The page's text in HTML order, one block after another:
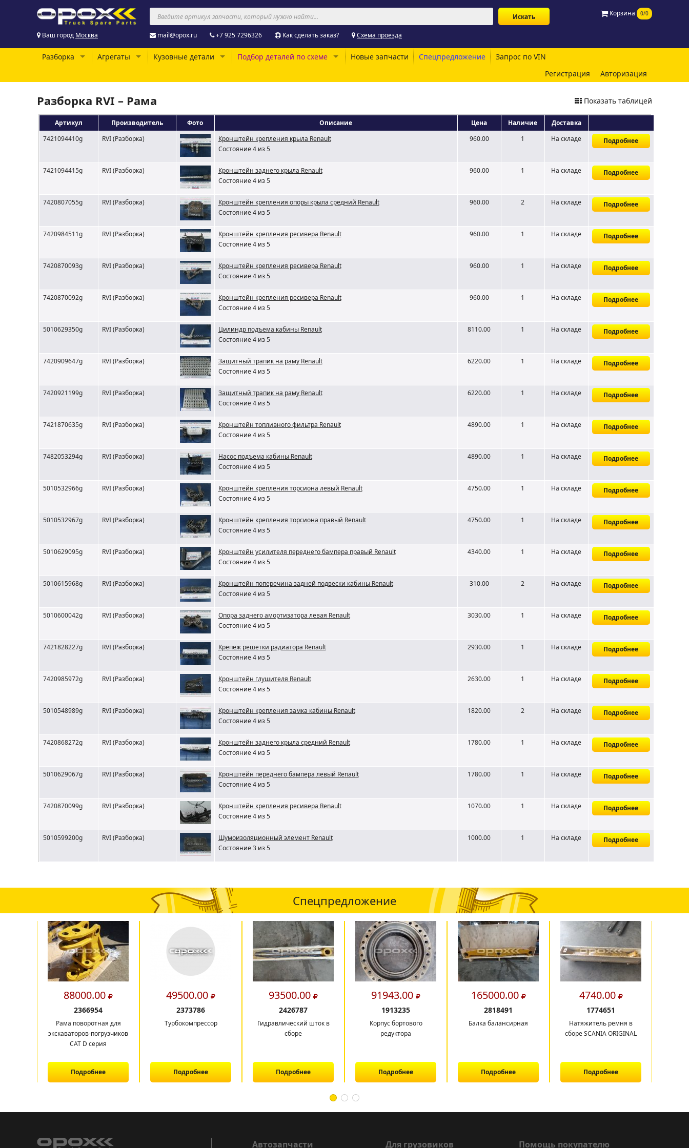
Корзина 0/0
Ваш город Москва mail@opox.ru +7 925 7296326 Как сделать заказ? Схема проезда
Разборка Агрегаты Кузовные детали Подбор деталей по схеме Новые запчасти Спецпредложение
Запрос по VIN
Регистрация
Авторизация
Разборка RVI – Рама Показать таблицей
Артикул Производитель Фото Описание Цена Наличие
Доставка
7421094410g
RVI (Разборка)
Кронштейн крепления крыла Renault
Состояние 4 из 5
960.00 1 На складе Подробнее
7421094415g RVI (Разборка)
Кронштейн заднего крыла Renault
Состояние 4 из 5
960.00 1 На складе Подробнее
7420807055g RVI (Разборка)
Кронштейн крепления опоры крыла средний Renault
Состояние 4 из 5
960.00 2 На складе Подробнее
7420984511g RVI (Разборка)
Кронштейн крепления ресивера Renault
Состояние 4 из 5
960.00 1 На складе Подробнее
7420870093g RVI (Разборка)
Кронштейн крепления ресивера Renault
Состояние 4 из 5
960.00 1 На складе Подробнее
7420870092g RVI (Разборка)
Кронштейн крепления ресивера Renault
Состояние 4 из 5
960.00 1 На складе Подробнее
5010629350g RVI (Разборка)
Цилиндр подъема кабины Renault
Состояние 4 из 5
8110.00 1 На складе Подробнее
7420909647g RVI (Разборка)
Защитный трапик на раму Renault
Состояние 4 из 5
6220.00 1 На складе Подробнее
7420921199g RVI (Разборка)
Защитный трапик на раму Renault
Состояние 4 из 5
6220.00 1 На складе Подробнее
7421870635g RVI (Разборка)
Кронштейн топливного фильтра Renault
Состояние 4 из 5
4890.00 1 На складе Подробнее
7482053294g RVI (Разборка)
Насос подъема кабины Renault
Состояние 4 из 5
4890.00 1 На складе Подробнее
5010532966g RVI (Разборка)
Кронштейн крепления торсиона левый Renault
Состояние 4 из 5
4750.00 1 На складе Подробнее
5010532967g RVI (Разборка)
Кронштейн крепления торсиона правый Renault
Состояние 4 из 5
4750.00 1 На складе Подробнее
5010629095g RVI (Разборка)
Кронштейн усилителя переднего бампера правый Renault
Состояние 4 из 5
4340.00 1 На складе Подробнее
5010615968g RVI (Разборка)
Кронштейн поперечина задней подвески кабины Renault
Состояние 4 из 5
310.00 2 На складе Подробнее
5010600042g RVI (Разборка)
Опора заднего амортизатора левая Renault
Состояние 4 из 5
3030.00 1 На складе Подробнее
7421828227g RVI (Разборка)
Крепеж решетки радиатора Renault
Состояние 4 из 5
2930.00 1 На складе Подробнее
7420985972g RVI (Разборка)
Кронштейн глушителя Renault
Состояние 4 из 5
2630.00 1 На складе Подробнее
5010548989g RVI (Разборка)
Кронштейн крепления замка кабины Renault
Состояние 4 из 5
1820.00 2 На складе Подробнее
7420868272g RVI (Разборка)
Кронштейн заднего крыла средний Renault
Состояние 4 из 5
1780.00 1 На складе Подробнее
5010629067g RVI (Разборка)
Кронштейн переднего бампера левый Renault
Состояние 4 из 5
1780.00 1 На складе Подробнее
7420870099g RVI (Разборка)
Кронштейн крепления ресивера Renault
Состояние 4 из 5
1070.00 1 На складе Подробнее
5010599200g RVI (Разборка)
Шумоизоляционный элемент Renault
Состояние 3 из 5
1000.00 1 На складе Подробнее
Спецпредложение
88000.00
2366954
Рама поворотная для
экскаваторов-погрузчиков
CAT D серия
Подробнее
49500.00
2373786
Турбокомпрессор
Подробнее
93500.00
2426787
Гидравлический шток в
сборе
Подробнее
91943.00
1913235
Корпус бортового
редуктора
Подробнее
165000.00
2818491
Балка балансирная
Подробнее
4740.00
1774651
Натяжитель ремня в
сборе SCANIA ORIGINAL
Подробнее
Автозапчасти Для грузовиков Помощь покупателю